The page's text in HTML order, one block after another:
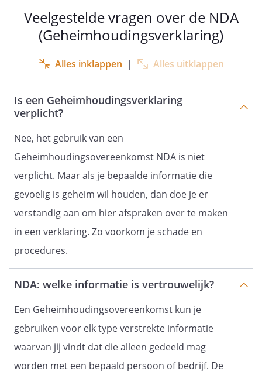
Na overtreding van een in de artikelen
1 tot en met 3 omschreven verplichting
van partijen, zijn partijen aan elkaar
direct en zonder sommatie of
ingebrekestelling een opeisbare boete
van €
10.000
te vermeerderen met 2% van dit
bedrag voor iedere dag dat deze
overtreding voortduurt.
Als na overtreding door een partij van
de verplichtingen uit de artikelen 1 tot
en met 3 de geleden schade voor de
andere partij groter is dan de hoogte
van de boete, is de overtredende partij
ook verplicht om de aanvullende
schade van de andere partij te
vergoeden.
geheimhoudingsverplichting van een
van de personeelsleden van partijen of
van (één van) hun
dochterondernemingen geldt ten
opzichte van partijen als overtreding
Veelgestelde vragen over de NDA
(Geheimhoudingsverklaring)
Alles inklappen | Alles uitklappen
Is een Geheimhoudingsverklaring
verplicht?
Nee, het gebruik van een
Geheimhoudingsovereenkomst NDA is niet
verplicht. Maar als je bepaalde informatie die
gevoelig is geheim wil houden, dan doe je er
verstandig aan om hier afspraken over te maken
in een verklaring. Zo voorkom je schade en
procedures.
NDA: welke informatie is vertrouwelijk?
Een Geheimhoudingsovereenkomst kun je
gebruiken voor elk type verstrekte informatie
waarvan jij vindt dat die alleen gedeeld mag
worden met een bepaald persoon of bedrijf. De